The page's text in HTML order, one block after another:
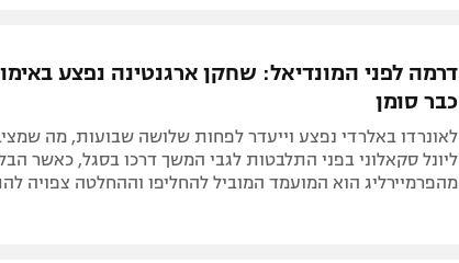
דרמה לפני המונדיאל: שחקן ארגנטינה נפצע
כבר סומן
לאונרדו באלרדי נפצע וייעדר לפחות שלושה שבועות, מה
ליונל סקאלוני בפני התלבטות לגבי המשך דרכו בסגל, כאשר
מהפרמיירליג הוא המועמד המוביל להחליפו וההחלטה צפויה